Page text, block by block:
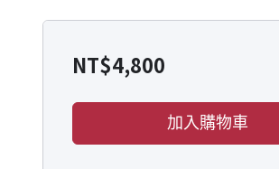
NT$4,800
加入購物車